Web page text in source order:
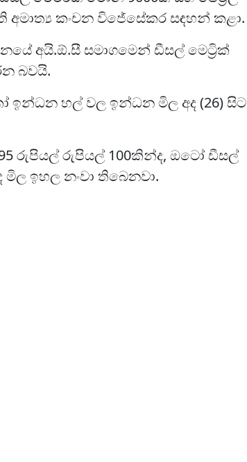
කංචන විජේසේකර සඳහන් කළා.
අයි.ඕ.සී සමාගමෙන් ඩීසල් මෙට්‍රික්
බවයි.
ඉන්ධන හල් වල ඉන්ධන මිල අද (26) සිට
95 රුපියල් රුපියල් 100කින්ද, ඔටෝ ඩීසල්
ඉහල නංවා තිබෙනවා.